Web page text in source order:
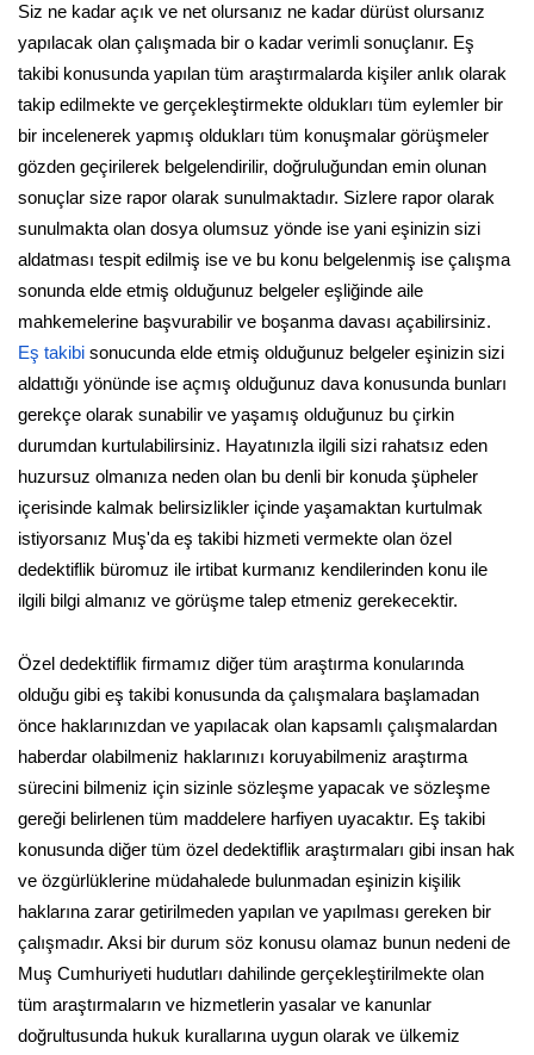
Siz ne kadar açık ve net olursanız ne kadar dürüst olursanız
yapılacak olan çalışmada bir o kadar verimli sonuçlanır. Eş
takibi konusunda yapılan tüm araştırmalarda kişiler anlık olarak
takip edilmekte ve gerçekleştirmekte oldukları tüm eylemler bir
bir incelenerek yapmış oldukları tüm konuşmalar görüşmeler
gözden geçirilerek belgelendirilir, doğruluğundan emin olunan
sonuçlar size rapor olarak sunulmaktadır. Sizlere rapor olarak
sunulmakta olan dosya olumsuz yönde ise yani eşinizin sizi
aldatması tespit edilmiş ise ve bu konu belgelenmiş ise çalışma
sonunda elde etmiş olduğunuz belgeler eşliğinde aile
mahkemelerine başvurabilir ve boşanma davası açabilirsiniz.
Eş takibi sonucunda elde etmiş olduğunuz belgeler eşinizin sizi
aldattığı yönünde ise açmış olduğunuz dava konusunda bunları
gerekçe olarak sunabilir ve yaşamış olduğunuz bu çirkin
durumdan kurtulabilirsiniz. Hayatınızla ilgili sizi rahatsız eden
huzursuz olmanıza neden olan bu denli bir konuda şüpheler
içerisinde kalmak belirsizlikler içinde yaşamaktan kurtulmak
istiyorsanız Muş'da eş takibi hizmeti vermekte olan özel
dedektiflik büromuz ile irtibat kurmanız kendilerinden konu ile
ilgili bilgi almanız ve görüşme talep etmeniz gerekecektir.
Özel dedektiflik firmamız diğer tüm araştırma konularında
olduğu gibi eş takibi konusunda da çalışmalara başlamadan
önce haklarınızdan ve yapılacak olan kapsamlı çalışmalardan
haberdar olabilmeniz haklarınızı koruyabilmeniz araştırma
sürecini bilmeniz için sizinle sözleşme yapacak ve sözleşme
gereği belirlenen tüm maddelere harfiyen uyacaktır. Eş takibi
konusunda diğer tüm özel dedektiflik araştırmaları gibi insan hak
ve özgürlüklerine müdahalede bulunmadan eşinizin kişilik
haklarına zarar getirilmeden yapılan ve yapılması gereken bir
çalışmadır. Aksi bir durum söz konusu olamaz bunun nedeni de
Muş Cumhuriyeti hudutları dahilinde gerçekleştirilmekte olan
tüm araştırmaların ve hizmetlerin yasalar ve kanunlar
doğrultusunda hukuk kurallarına uygun olarak ve ülkemiz